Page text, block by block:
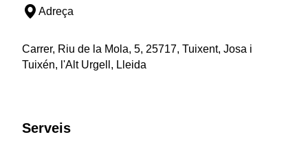
Adreça
Carrer, Riu de la Mola, 5, 25717, Tuixent, Josa i
Tuixén, l'Alt Urgell, Lleida
Serveis